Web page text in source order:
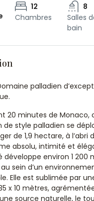
12
Chambres
8
Salles
bain
palladien
20 minutes de Monaco,
de style palladien se
de 1,9 hectare, à l’abri
absolu, intimité et
développe environ 1 200
sein d’un
Elle est sublimée par
x 10 mètres,
source naturelle, le